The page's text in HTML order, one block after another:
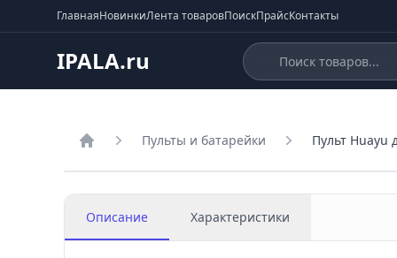
ГлавнаяНовинкиЛента товаровПоискПрайсКонтакты
IPALA.ru
Пульты и батарейки Пульт Huayu
Описание Характеристики